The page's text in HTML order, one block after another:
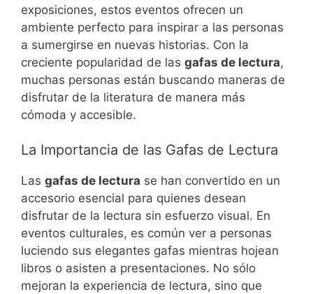
exposiciones, estos eventos ofrecen un
ambiente perfecto para inspirar a las personas
a sumergirse en nuevas historias. Con la
creciente popularidad de las gafas de lectura,
muchas personas están buscando maneras de
disfrutar de la literatura de manera más
cómoda y accesible.
La Importancia de las Gafas de Lectura
Las gafas de lectura se han convertido en un
accesorio esencial para quienes desean
disfrutar de la lectura sin esfuerzo visual. En
eventos culturales, es común ver a personas
luciendo sus elegantes gafas mientras hojean
libros o asisten a presentaciones. No sólo
mejoran la experiencia de lectura, sino que